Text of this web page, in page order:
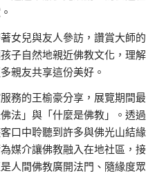
女兒與友人參訪，讚賞大師的
子自然地親近佛教文化，理解
親友共享這份美好。
務的王榆豪分享，展覽期間最
法」與「什麼是佛教」。透過
口中聆聽到許多與佛光山結緣
媒介讓佛教融入在地社區，接
人間佛教廣開法門、隨緣度眾